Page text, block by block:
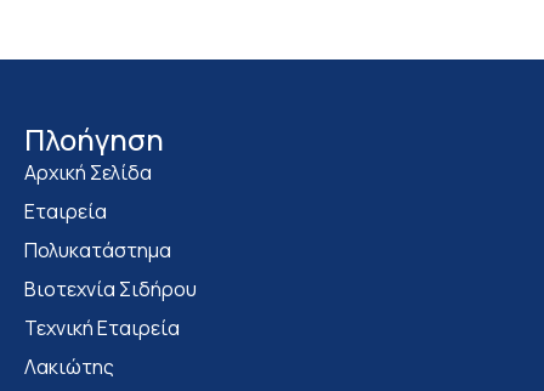
Πλοήγηση
Αρχική Σελίδα
Εταιρεία
Πολυκατάστημα
Bιοτεχνία Σιδήρου
Τεχνική Εταιρεία
Λακιώτης